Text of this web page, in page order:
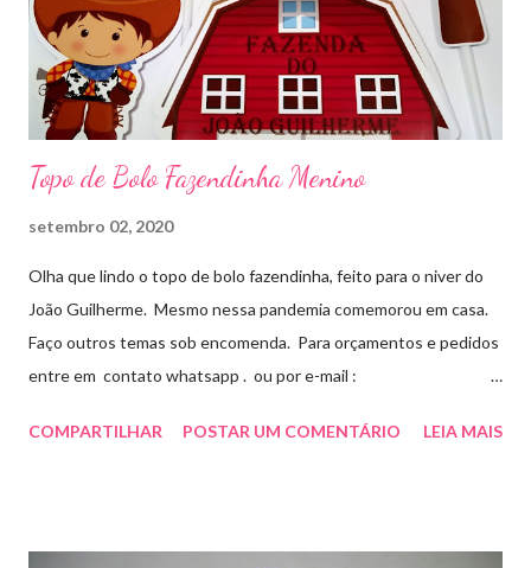
Topo de Bolo Fazendinha Menino
setembro 02, 2020
Olha que lindo o topo de bolo fazendinha, feito para o niver do
João Guilherme. Mesmo nessa pandemia comemorou em casa.
Faço outros temas sob encomenda. Para orçamentos e pedidos
entre em contato whatsapp . ou por e-mail :
COMPARTILHAR
POSTAR UM COMENTÁRIO LEIA MAIS